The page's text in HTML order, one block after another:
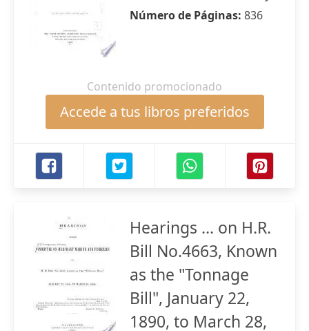
Número de Páginas: 836
Contenido promocionado
Accede a tus libros preferidos
Hearings ... on H.R.
Bill No.4663, Known
as the "Tonnage
Bill", January 22,
1890, to March 28,